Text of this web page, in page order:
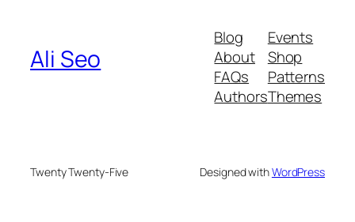
Ali Seo
Blog
About
FAQs
Authors
Events
Shop
Patterns
Themes
Twenty Twenty-Five Designed withWordPress